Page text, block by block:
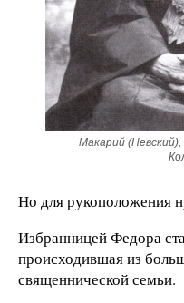
Макарий
Но для рукоположения
Избранницей Федора
происходившая из
священнической семьи.